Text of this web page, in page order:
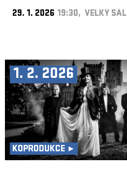
29. 1. 2026 19:30, VELKÝ SÁL
1. 2. 2026
KOPRODUKCE ►